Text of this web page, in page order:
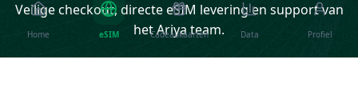
Veilige checkout, directe eSIM levering en support van
het Ariya team.
Home eSIM Cadeaukaarten Data Profiel